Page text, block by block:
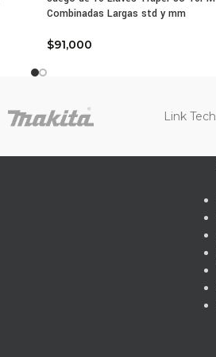
Combinadas Largas std y mm
$91,000
Link Tech